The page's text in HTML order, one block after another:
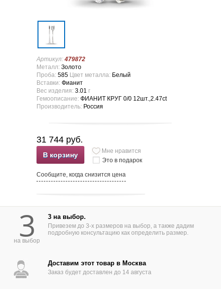
Артикул: 479872
Металл: Золото
Проба: 585 Цвет металла: Белый
Вставки: Фианит
Вес изделия: 3.01 г
Гемоописание: ФИАНИТ КРУГ 0/0 12шт.,2.47ct
Производитель: Россия
31 744 руб.
В корзину
Мне нравится
Это в подарок
Сообщите, когда снизится цена
3
на выбор
3 на выбор.
Привезем до 3-х размеров на выбор, а также дадим
подробную консультацию как определить размер.
Доставим этот товар в Москва
Заказ будет доставлен до 14 августа